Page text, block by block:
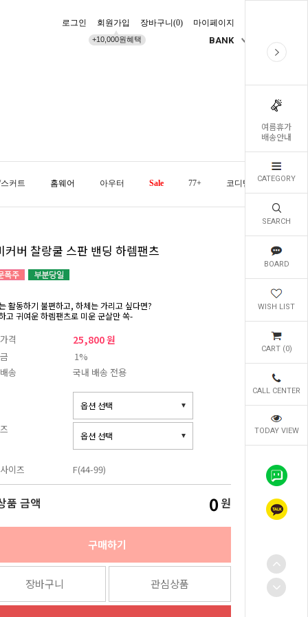
여름휴가
배송안내
CATEGORY
SEARCH
BOARD
WISH LIST
CART (0)
CALL CENTER
TODAY VIEW
로그인 회원가입
+10,000원혜택
장바구니(0) 마이페이지
BANK
커트 홈웨어 아우터 Sale 77+ 코디템 오늘발송
커버 찰랑쿨 스판 밴딩 하렘팬츠
활동하기 불편하고, 하체는 가리고 싶다면?
고 귀여운 하렘팬츠로 미운 군살만 쏙-
격 25,800 원
1%
송
국내 배송 전용
이즈 F(44-99)
품 금액 0 원
구매하기
장바구니 관심상품